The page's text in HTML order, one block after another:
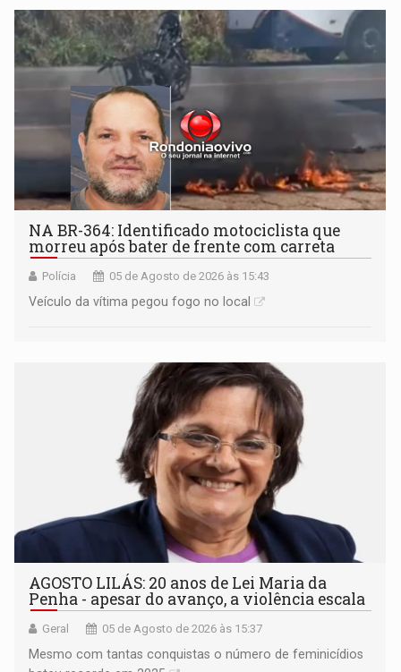
NA BR-364: Identificado motociclista que
morreu após bater de frente com carreta
Polícia 05 de Agosto de 2026 às 15:43
Veículo da vítima pegou fogo no local
AGOSTO LILÁS: 20 anos de Lei Maria da
Penha - apesar do avanço, a violência escala
Geral 05 de Agosto de 2026 às 15:37
Mesmo com tantas conquistas o número de feminicídios